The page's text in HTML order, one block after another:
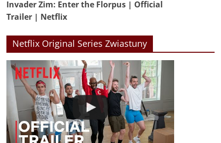
Invader Zim: Enter the Florpus | Official
Trailer | Netflix
Netflix Original Series Zwiastuny